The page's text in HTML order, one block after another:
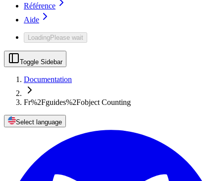
Référence
Aide
LoadingPlease wait
Toggle Sidebar
Documentation
Fr%2Fguides%2Fobject Counting
Select language